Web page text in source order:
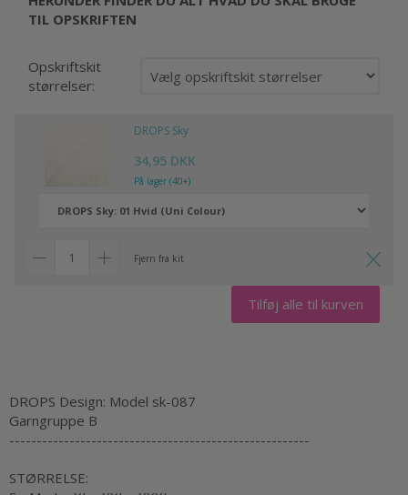
TIL OPSKRIFTEN
Opskriftskit
størrelser:
DROPS Sky
34,95 DKK
På lager (40+)
Fjern fra kit
Tilføj alle til kurven
DROPS Design: Model sk-087
Garngruppe B
-------------------------------------------------------
STØRRELSE: